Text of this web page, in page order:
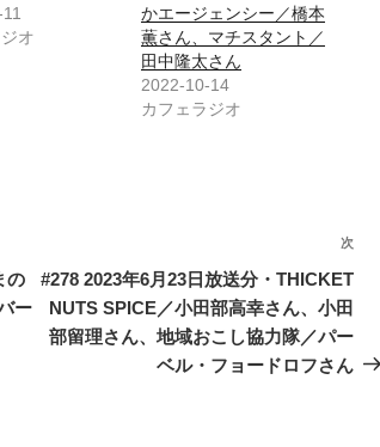
オ
かエージェンシー／橋本
薫さん、マチスタント／
田中隆太さん
2022-10-14
カフェラジオ
の
ー
次
の
稿
次
#278 2023年6月23日放送分・THICKET
NUTS SPICE／小田部高幸さん、小田
部留理さん、地域おこし協力隊／パー
ベル・フョードロフさん